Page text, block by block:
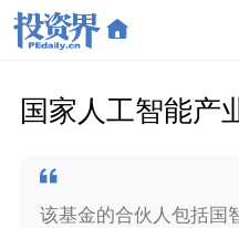
国家人工智能产
该基金的合伙人包括国